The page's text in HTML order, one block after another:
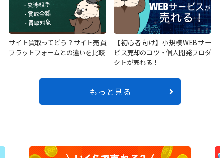
サイト買取ってどう？サイト売買
プラットフォームとの違いを比較
【初心者向け】小規模WEBサー
ビス売却のコツ・個人開発プロダ
クトが売れる！
もっと見る